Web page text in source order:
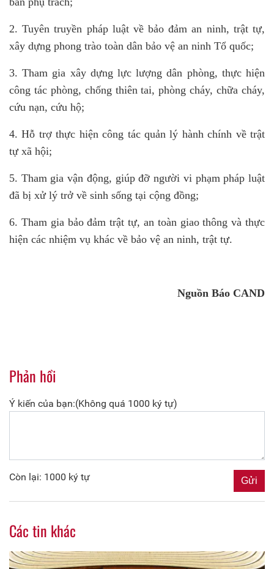
2. Tuyên truyền pháp luật về bảo đảm an ninh, trật tự,
xây dựng phong trào toàn dân bảo vệ an ninh Tổ quốc;
3. Tham gia xây dựng lực lượng dân phòng, thực hiện
công tác phòng, chống thiên tai, phòng cháy, chữa cháy,
cứu nạn, cứu hộ;
4. Hỗ trợ thực hiện công tác quản lý hành chính về trật
tự xã hội;
5. Tham gia vận động, giúp đỡ người vi phạm pháp luật
đã bị xử lý trở về sinh sống tại cộng đồng;
6. Tham gia bảo đảm trật tự, an toàn giao thông và thực
hiện các nhiệm vụ khác về bảo vệ an ninh, trật tự.
Nguồn Báo CAND
Phản hồi
Ý kiến của bạn:(Không quá 1000 ký tự)
Còn lại: 1000 ký tự
Các tin khác